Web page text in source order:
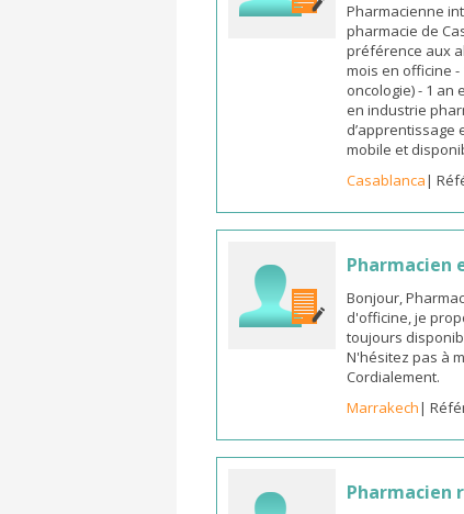
Pharmacienne
pharmacie de
préférence aux
mois en officine
oncologie) - 1 an
en industrie
d’apprentissage
mobile et
Casablanca|
Pharmacien
Bonjour,
d'officine, je
toujours
N'hésitez pas à
Cordialement.
Marrakech|
Pharmacien